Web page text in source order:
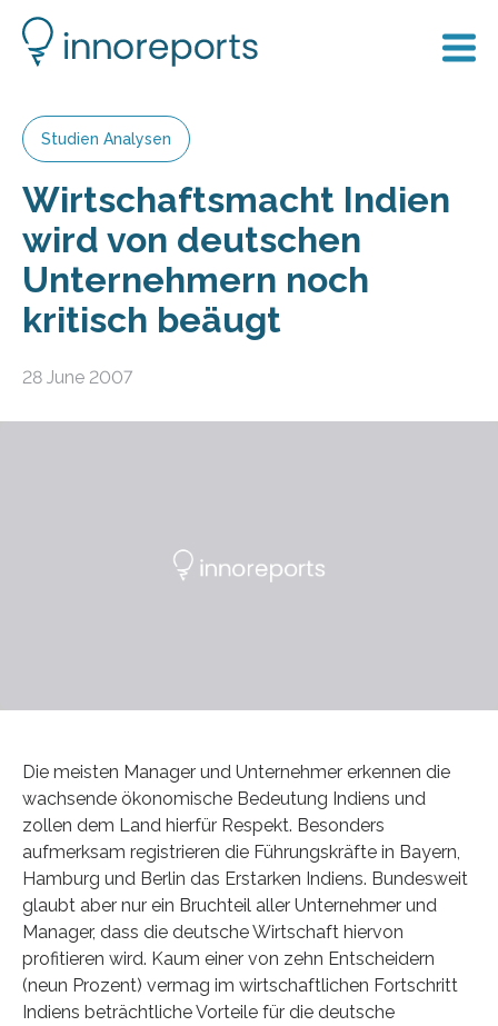
Studien Analysen
Wirtschaftsmacht Indien
wird von deutschen
Unternehmern noch
kritisch beäugt
28 June 2007
Die meisten Manager und Unternehmer erkennen die
wachsende ökonomische Bedeutung Indiens und
zollen dem Land hierfür Respekt. Besonders
aufmerksam registrieren die Führungskräfte in Bayern,
Hamburg und Berlin das Erstarken Indiens. Bundesweit
glaubt aber nur ein Bruchteil aller Unternehmer und
Manager, dass die deutsche Wirtschaft hiervon
profitieren wird. Kaum einer von zehn Entscheidern
(neun Prozent) vermag im wirtschaftlichen Fortschritt
Indiens beträchtliche Vorteile für die deutsche